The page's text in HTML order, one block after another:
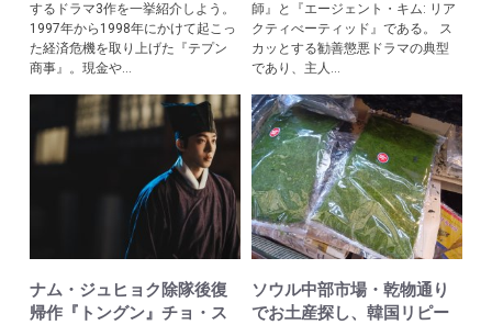
するドラマ3作を一挙紹介しよう。
1997年から1998年にかけて起こっ
た経済危機を取り上げた『テプン
商事』。現金や...
師』と『エージェント・キム: リア
クティべーティッド』である。 ス
カッとする勧善懲悪ドラマの典型
であり、主人...
ナム・ジュヒョク除隊後復
帰作『トングン』チョ・ス
ソウル中部市場・乾物通り
でお土産探し、韓国リピー